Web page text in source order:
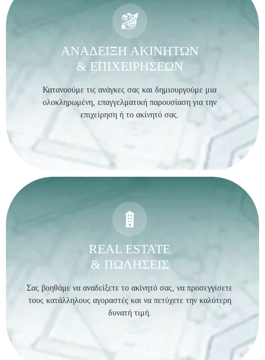
ΑΝΑΔΕΙΞΗ ΑΚΙΝΗΤΩΝ
& ΕΠΙΧΕΙΡΗΣΕΩΝ
Κατανοούμε τις ανάγκες σας και δημιουργούμε μια
ολοκληρωμένη, επαγγελματική παρουσίαση για την
επιχείρηση ή το ακίνητό σας.
REAL ESTATE
& ΠΩΛΗΣΕΙΣ
Σας βοηθάμε να αναδείξετε το ακίνητό σας, να προσεγγίσετε
τους κατάλληλους αγοραστές και να πετύχετε την καλύτερη
δυνατή τιμή.